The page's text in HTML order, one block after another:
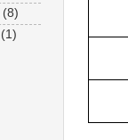
(8)
(1)